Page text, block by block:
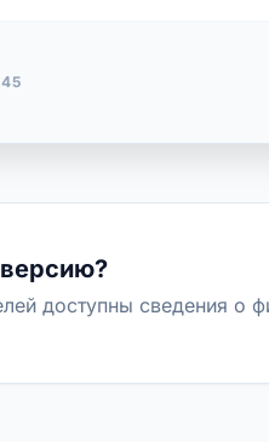
доступны сведения о